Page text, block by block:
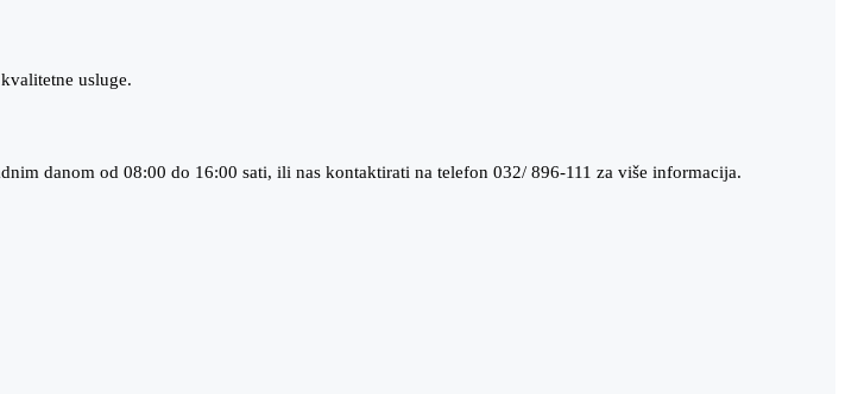
usluge.
danom od 08:00 do 16:00 sati, ili nas kontaktirati na telefon 032/ 896-111 za više informacija.